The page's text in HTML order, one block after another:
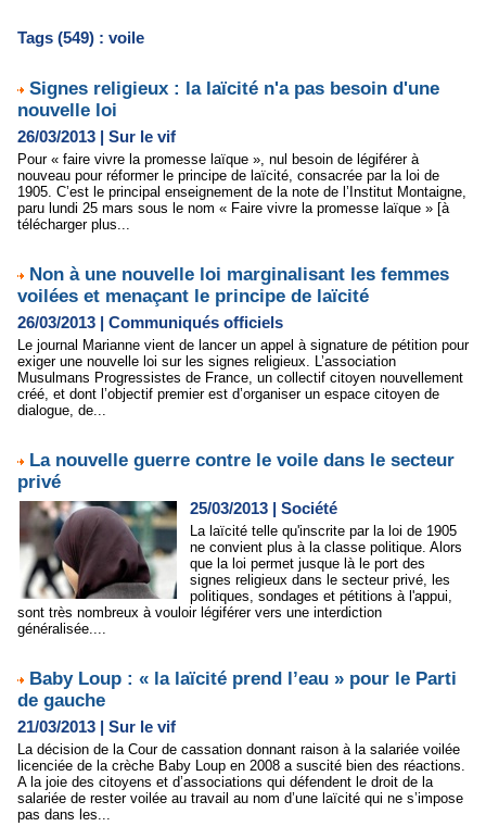
Tags (549) : voile
Signes religieux : la laïcité n'a pas besoin d'une
nouvelle loi
26/03/2013 | Sur le vif
Pour « faire vivre la promesse laïque », nul besoin de légiférer à
nouveau pour réformer le principe de laïcité, consacrée par la loi de
1905. C’est le principal enseignement de la note de l’Institut Montaigne,
paru lundi 25 mars sous le nom « Faire vivre la promesse laïque » [à
télécharger plus...
Non à une nouvelle loi marginalisant les femmes
voilées et menaçant le principe de laïcité
26/03/2013 | Communiqués officiels
Le journal Marianne vient de lancer un appel à signature de pétition pour
exiger une nouvelle loi sur les signes religieux. L’association
Musulmans Progressistes de France, un collectif citoyen nouvellement
créé, et dont l’objectif premier est d’organiser un espace citoyen de
dialogue, de...
La nouvelle guerre contre le voile dans le secteur
privé
25/03/2013 | Société
La laïcité telle qu'inscrite par la loi de 1905
ne convient plus à la classe politique. Alors
que la loi permet jusque là le port des
signes religieux dans le secteur privé, les
politiques, sondages et pétitions à l'appui,
sont très nombreux à vouloir légiférer vers une interdiction
généralisée....
Baby Loup : « la laïcité prend l’eau » pour le Parti
de gauche
21/03/2013 | Sur le vif
La décision de la Cour de cassation donnant raison à la salariée voilée
licenciée de la crèche Baby Loup en 2008 a suscité bien des réactions.
A la joie des citoyens et d’associations qui défendent le droit de la
salariée de rester voilée au travail au nom d’une laïcité qui ne s’impose
pas dans les...